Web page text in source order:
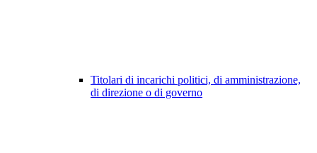
Titolari di incarichi politici, di amministrazione,
di direzione o di governo